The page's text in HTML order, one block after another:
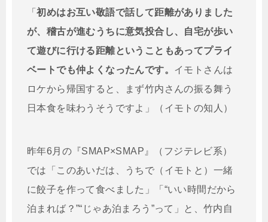
「初めはお互い敬語で話して距離がありました
が、稽古が進むうちに意気投合し、自宅が歩い
て遊びに行ける距離ということもあってプライ
ベートでも仲よくなったんです。 イモトさんは
ロケから帰国すると、まず竹内さんの振る舞う
日本食を味わうそうですよ」（イモトの知人）
昨年6月の『SMAP×SMAP』（フジテレビ系）
では「このあいだは、うちで（イモトと）一緒
に餃子を作って食べました」「“いい時間だから
泊まれば？”“じゃあ泊まろう”って」と、竹内自